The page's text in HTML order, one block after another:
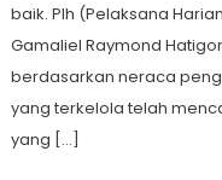
baik. Plh (Pelaksana
Gamaliel Raymond
berdasarkan neraca
yang terkelola telah
yang […]